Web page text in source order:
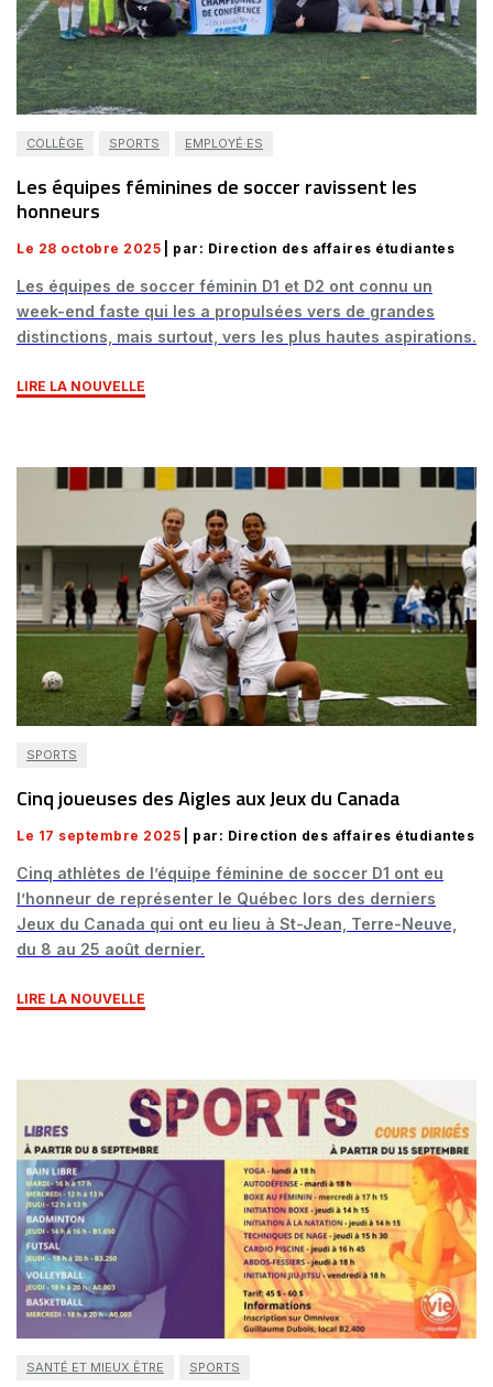
COLLÈGE SPORTS EMPLOYÉ·ES
Les équipes féminines de soccer ravissent les
honneurs
Le 28 octobre 2025 | par: Direction des affaires étudiantes
Les équipes de soccer féminin D1 et D2 ont connu un
week-end faste qui les a propulsées vers de grandes
distinctions, mais surtout, vers les plus hautes aspirations.
LIRE LA NOUVELLE
SPORTS
Cinq joueuses des Aigles aux Jeux du Canada
Le 17 septembre 2025 | par: Direction des affaires étudiantes
Cinq athlètes de l’équipe féminine de soccer D1 ont eu
l’honneur de représenter le Québec lors des derniers
Jeux du Canada qui ont eu lieu à St-Jean, Terre-Neuve,
du 8 au 25 août dernier.
LIRE LA NOUVELLE
SANTÉ ET MIEUX ÊTRE SPORTS